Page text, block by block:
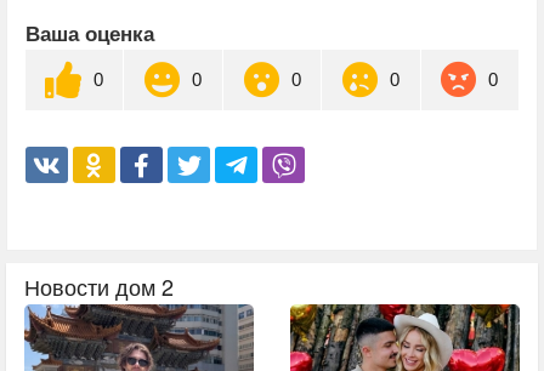
Ваша оценка
0 0 0 0 0
Новости дом 2